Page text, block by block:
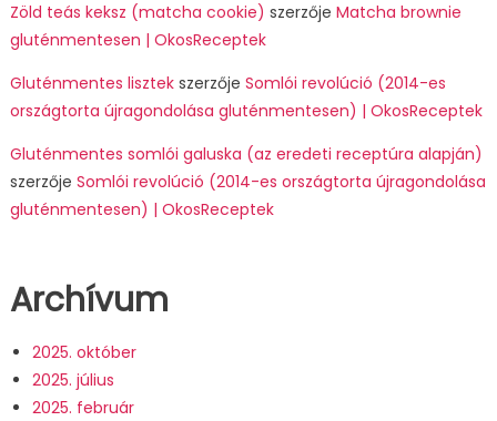
Zöld teás keksz (matcha cookie) szerzője Matcha brownie
gluténmentesen | OkosReceptek
Gluténmentes lisztekszerzője Somlói revolúció (2014-es
országtorta újragondolása gluténmentesen) | OkosReceptek
Gluténmentes somlói galuska (az eredeti receptúra alapján)
szerzője Somlói revolúció (2014-es országtorta újragondolása
gluténmentesen) | OkosReceptek
Archívum
2025. október
2025. július
2025. február